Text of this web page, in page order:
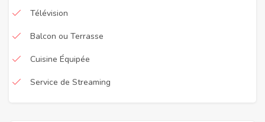
Télévision
Balcon ou Terrasse
Cuisine Équipée
Service de Streaming